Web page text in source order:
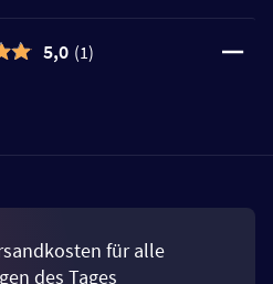
5,0 (1)
für alle
des Tages